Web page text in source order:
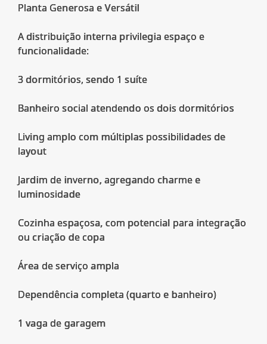
Planta Generosa e Versátil
A distribuição interna privilegia espaço e
funcionalidade:
3 dormitórios, sendo 1 suíte
Banheiro social atendendo os dois dormitórios
Living amplo com múltiplas possibilidades de
layout
Jardim de inverno, agregando charme e
luminosidade
Cozinha espaçosa, com potencial para integração
ou criação de copa
Área de serviço ampla
Dependência completa (quarto e banheiro)
1 vaga de garagem